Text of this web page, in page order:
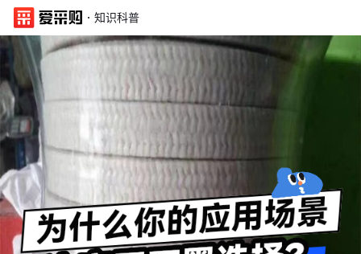
· 知识科普